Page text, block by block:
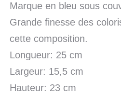
Marque en bleu sous
Grande finesse des
cette composition.
Longueur: 25 cm
Largeur: 15,5 cm
Hauteur: 23 cm